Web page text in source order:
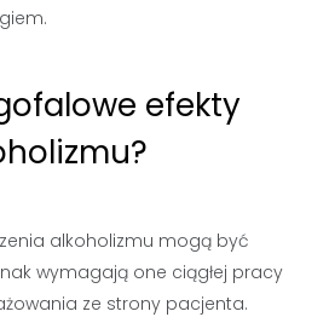
efekty
alkoholizmu mogą być
wymagają one ciągłej pracy
ze strony pacjenta.